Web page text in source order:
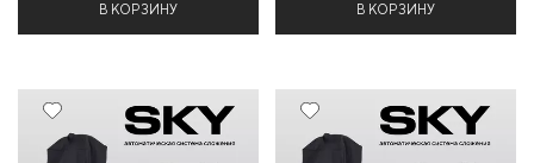
В КОРЗИНУ В КОРЗИНУ
20% Хит 20% Хит